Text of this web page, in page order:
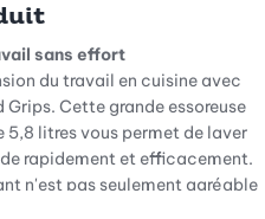
sans effort
du travail en cuisine avec
Grips. Cette grande essoreuse
litres vous permet de laver
rapidement et efficacement.
n'est pas seulement agréable